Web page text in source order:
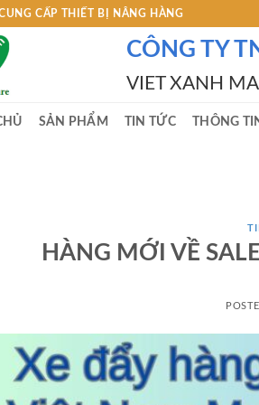
CẤP THIẾT BỊ NÂNG HÀNG
CÔNG TY
VIET XANH
SẢN PHẨM TIN TỨC THÔNG
HÀNG MỚI VỀ